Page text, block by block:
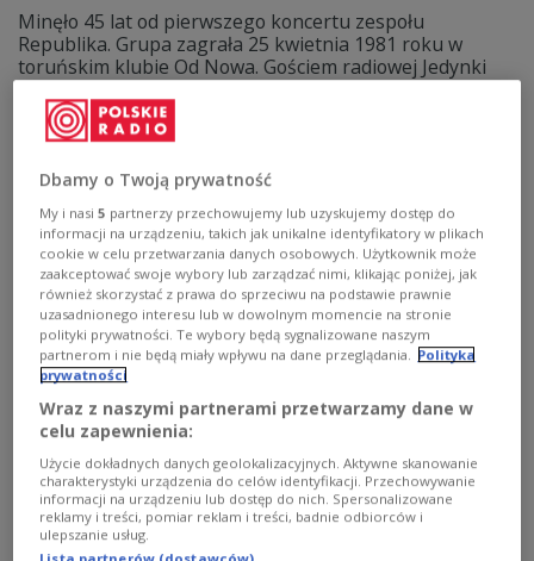
Minęło 45 lat od pierwszego koncertu zespołu
Republika. Grupa zagrała 25 kwietnia 1981 roku w
toruńskim klubie Od Nowa. Gościem radiowej Jedynki
był Zbigniew Krzywański, gitarzysta i współtwórca
zespołu. - To był dla mnie pierwszy w Toruniu koncert.
Dopiero przyjechałem na studia i miesiąc później już
Zobacz więcej na temat:MUZYKA
Zbigniew Krzywański Kamil Wicik Grzegorz Ciechowski
Wielkie triumfy. VII Konkurs im.
Wieniawskiego 1977 i VIII Konkurs 1981
Dbamy o Twoją prywatność
My i nasi5 partnerzy przechowujemy lub uzyskujemy dostęp do
informacji na urządzeniu, takich jak unikalne identyfikatory w plikach
cookie w celu przetwarzania danych osobowych. Użytkownik może
zaakceptować swoje wybory lub zarządzać nimi, klikając poniżej, jak
również skorzystać z prawa do sprzeciwu na podstawie prawnie
uzasadnionego interesu lub w dowolnym momencie na stronie
polityki prywatności. Te wybory będą sygnalizowane naszym
partnerom i nie będą miały wpływu na dane przeglądania.
Polityka
prywatności
Wraz z naszymi partnerami przetwarzamy dane w
celu zapewnienia:
Użycie dokładnych danych geolokalizacyjnych. Aktywne skanowanie
charakterystyki urządzenia do celów identyfikacji. Przechowywanie
informacji na urządzeniu lub dostęp do nich. Spersonalizowane
reklamy i treści, pomiar reklam i treści, badnie odbiorców i
ulepszanie usług.